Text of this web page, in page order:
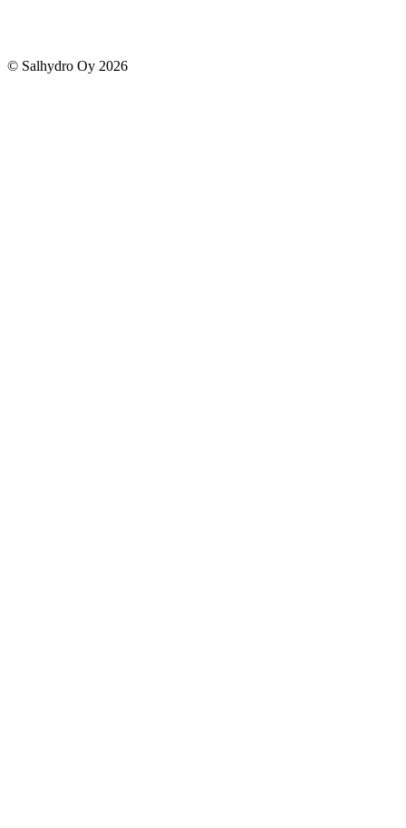
© Salhydro Oy 2026